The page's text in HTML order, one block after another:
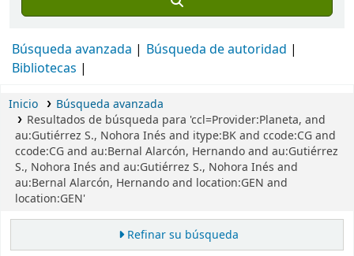
Búsqueda avanzada
Búsqueda de autoridad
Bibliotecas
Inicio
Búsqueda avanzada
Resultados de búsqueda para 'ccl=Provider:Planeta, and
au:Gutiérrez S., Nohora Inés and itype:BK and ccode:CG and
ccode:CG and au:Bernal Alarcón, Hernando and au:Gutiérrez
S., Nohora Inés and au:Gutiérrez S., Nohora Inés and
au:Bernal Alarcón, Hernando and location:GEN and
location:GEN'
Refinar su búsqueda